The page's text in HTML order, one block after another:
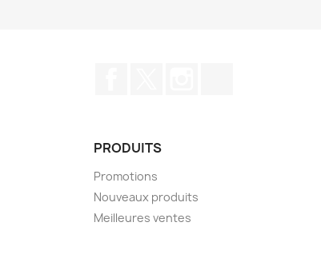
PRODUITS
Promotions
Nouveaux produits
Meilleures ventes